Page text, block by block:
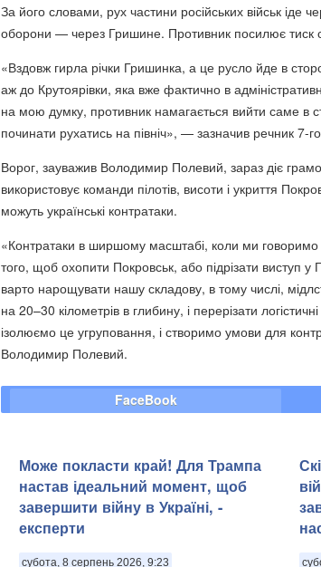
За його словами, рух частини російських військ іде
оборони — через Гришине. Противник посилює тиск
«Вздовж гирла річки Гришинка, а це русло йде в
аж до Крутоярівки, яка вже фактично в
на мою думку, противник намагається вийти саме в
починати рухатись на північ», — зазначив речник
Ворог, зауважив Володимир Полевий, зараз діє
використовує команди пілотів, висоти і укриття
можуть українські контратаки.
«Контратаки в ширшому масштабі, коли ми
того, щоб охопити Покровськ, або підрізати виступ
варто нарощувати нашу складову, в тому числі,
на 20–30 кілометрів в глибину, і перерізати
ізолюємо це угруповання, і створимо умови для
Володимир Полевий.
FaceBook
Може покласти край! Для Трампа
настав ідеальний момент, щоб
завершити війну в Україні, -
експерти
субота, 8 серпень 2026, 9:23